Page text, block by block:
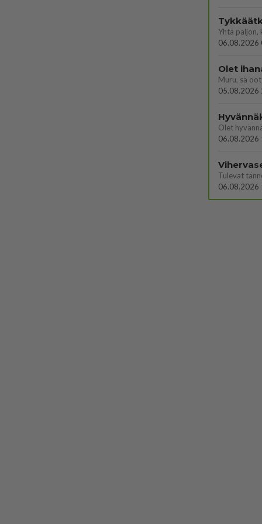
06.08.2026
Olet
Muru, sä
05.08.2026
Olet
06.08.2026
06.08.2026